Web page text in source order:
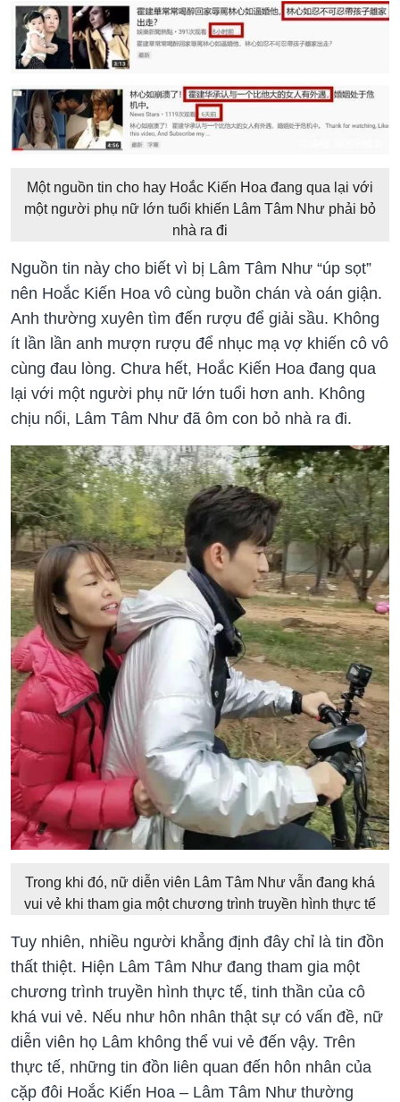
Một nguồn tin cho hay Hoắc Kiến Hoa đang qua lại với
một người phụ nữ lớn tuổi khiến Lâm Tâm Như phải bỏ
nhà ra đi
Nguồn tin này cho biết vì bị Lâm Tâm Như “úp sọt”
nên Hoắc Kiến Hoa vô cùng buồn chán và oán giận.
Anh thường xuyên tìm đến rượu để giải sầu. Không
ít lần lần anh mượn rượu để nhục mạ vợ khiến cô vô
cùng đau lòng. Chưa hết, Hoắc Kiến Hoa đang qua
lại với một người phụ nữ lớn tuổi hơn anh. Không
chịu nổi, Lâm Tâm Như đã ôm con bỏ nhà ra đi.
Trong khi đó, nữ diễn viên Lâm Tâm Như vẫn đang khá
vui vẻ khi tham gia một chương trình truyền hình thực tế
Tuy nhiên, nhiều người khẳng định đây chỉ là tin đồn
thất thiệt. Hiện Lâm Tâm Như đang tham gia một
chương trình truyền hình thực tế, tinh thần của cô
khá vui vẻ. Nếu như hôn nhân thật sự có vấn đề, nữ
diễn viên họ Lâm không thể vui vẻ đến vậy. Trên
thực tế, những tin đồn liên quan đến hôn nhân của
cặp đôi Hoắc Kiến Hoa – Lâm Tâm Như thường